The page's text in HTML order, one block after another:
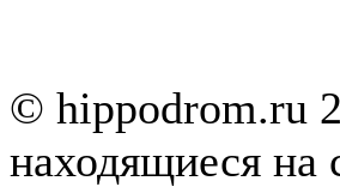
© hippodrom.ru
находящиеся на